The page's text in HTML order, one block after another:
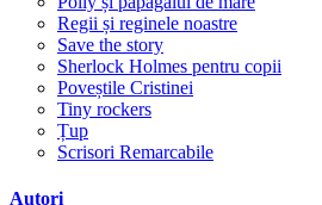
Regii și reginele noastre
Save the story
Sherlock Holmes pentru copii
Poveștile Cristinei
Tiny rockers
Țup
Scrisori Remarcabile
Autori